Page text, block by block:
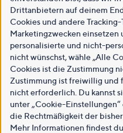
Drittanbietern auf deinem
Cookies und andere
Marketingzwecken einsetzen
personalisierte und nicht-
nicht wünschst, wähle „Alle
Cookies ist die Zustimmung
Zustimmung ist freiwillig und
nicht erforderlich. Du kannst
unter „Cookie-
die Rechtmäßigkeit der
Mehr Informationen findest